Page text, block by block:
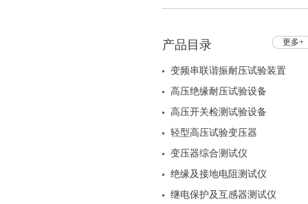
更多+
产品目录
变频串联谐振耐压试验装置
高压绝缘耐压试验设备
高压开关检测试验设备
轻型高压试验变压器
变压器综合测试仪
绝缘及接地电阻测试仪
继电保护及互感器测试仪